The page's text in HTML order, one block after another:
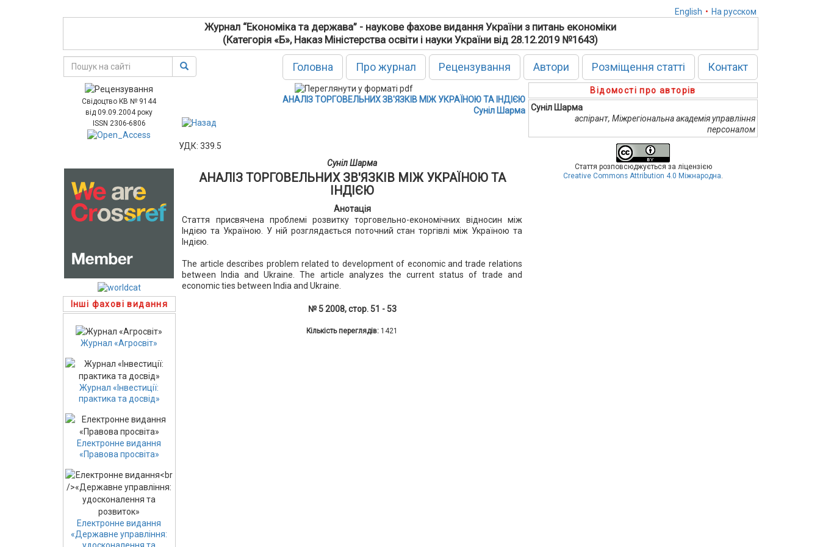
English • На русском
Журнал “Економіка та держава” - наукове фахове видання України з питань економіки
(Категорія «Б», Наказ Міністерства освіти і науки України від 28.12.2019 №1643)
Головна Про журнал Рецензування Автори Розміщення статті Контакт
Свідоцтво КВ № 9144
від 09.09.2004 року
ISSN 2306-6806
Інші фахові видання
Журнал «Агросвіт»
Журнал «Інвестиції:
практика та досвід»
Електронне видання
«Правова просвіта»
Електронне видання
«Державне управління:
АНАЛІЗ ТОРГОВЕЛЬНИХ ЗВ'ЯЗКІВ МІЖ УКРАЇНОЮ ТА ІНДІЄЮ
Суніл Шарма
УДК: 339.5
Суніл Шарма
АНАЛІЗ ТОРГОВЕЛЬНИХ ЗВ'ЯЗКІВ МІЖ УКРАЇНОЮ ТА
ІНДІЄЮ
Анотація
Стаття присвячена проблемі розвитку торговельно-економічних відносин між
Індією та Україною. У ній розглядається поточний стан торгівлі між Україною та
Індією.
The article describes problem related to development of economic and trade relations
between India and Ukraine. The article analyzes the current status of trade and
economic ties between India and Ukraine.
№ 5 2008, стор. 51 - 53
Кількість переглядів: 1421
Відомості про авторів
Суніл Шарма
аспірант, Міжрегіональна академія управління
персоналом
Стаття розповсюджується за ліцензією
Creative Commons Attribution 4.0 Міжнародна.